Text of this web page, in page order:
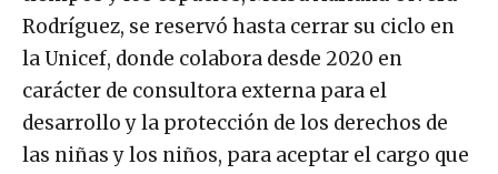
Rodríguez, se reservó hasta cerrar su ciclo en
la Unicef, donde colabora desde 2020 en
carácter de consultora externa para el
desarrollo y la protección de los derechos de
las niñas y los niños, para aceptar el cargo que